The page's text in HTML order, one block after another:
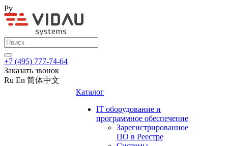
Ру
+7 (495) 777-74-64
Заказать звонок
Ru En 简体中文
Каталог
IT оборудование и
программное обеспечение
Зарегистрированное
ПО в Реестре